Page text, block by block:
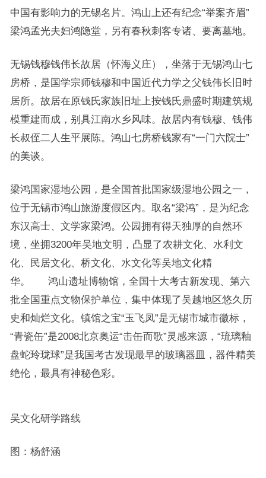
中国有影响力的无锡名片。鸿山上还有纪念“举案齐眉”
梁鸿孟光夫妇鸿隐堂，另有春秋刺客专诸、要离墓地。
无锡钱穆钱伟长故居（怀海义庄），坐落于无锡鸿山七
房桥，是国学宗师钱穆和中国近代力学之父钱伟长旧时
居所。故居在原钱氏家族旧址上按钱氏鼎盛时期建筑规
模重建而成，别具江南水乡风味。故居内有钱穆、钱伟
长叔侄二人生平展陈。鸿山七房桥钱家有“一门六院士”
的美谈。
梁鸿国家湿地公园，是全国首批国家级湿地公园之一，
位于无锡市鸿山旅游度假区内。取名“梁鸿”，是为纪念
东汉高士、文学家梁鸿。公园拥有得天独厚的自然环
境，坐拥3200年吴地文明，凸显了农耕文化、水利文
化、民居文化、桥文化、水文化等吴地文化精
华。 鸿山遗址博物馆，全国十大考古新发现、第六
批全国重点文物保护单位，集中体现了吴越地区悠久历
史和灿烂文化。镇馆之宝“玉飞凤”是无锡市城市徽标，
“青瓷缶”是2008北京奥运“击缶而歌”灵感来源，“琉璃釉
盘蛇玲珑球”是我国考古发现最早的玻璃器皿，器件精美
绝伦，最具有神秘色彩。
吴文化研学路线
图：杨舒涵